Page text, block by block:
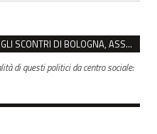
MINACCE ONLINE A LEPORE DOPO GLI SCONTRI DI BOLOGNA, ASSEGNATA LA SCORTA AL SINDACO
di questi politici da centro sociale: